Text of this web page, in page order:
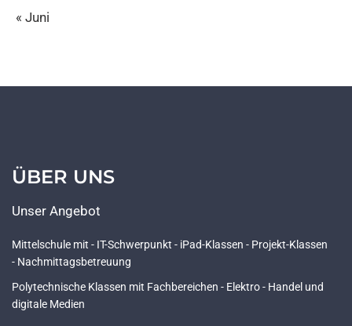
« Juni
ÜBER UNS
Unser Angebot
Mittelschule mit - IT-Schwerpunkt - iPad-Klassen - Projekt-Klassen
- Nachmittagsbetreuung
Polytechnische Klassen mit Fachbereichen - Elektro - Handel und
digitale Medien